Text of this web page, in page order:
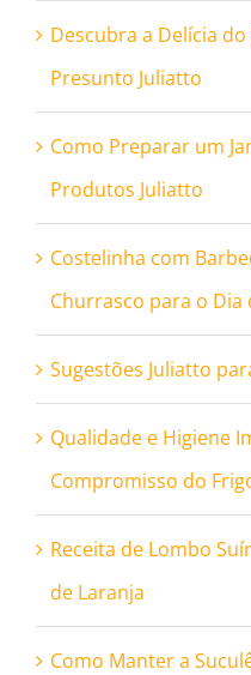
Descubra a Delícia
Presunto Juliatto
Como Preparar um
Produtos Juliatto
Costelinha com
Churrasco para o Dia
Sugestões Juliatto
Qualidade e Higiene
Compromisso do
Receita de Lombo
de Laranja
Como Manter a